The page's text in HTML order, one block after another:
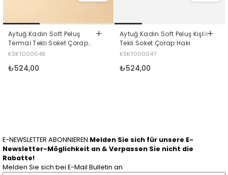
Aytuğ Kadın Soft Peluş
Termal Tekli Soket Çorap
Kahverengi
KSKT000048
₺524,00
Aytuğ Kadın Soft Peluş Kışlık
Tekli Soket Çorap Haki
KSKT000047
₺524,00
E-NEWSLETTER ABONNIEREN Melden Sie sich für unsere E-
Newsletter-Möglichkeit an & Verpassen Sie nicht die
Rabatte!
Melden Sie sich bei E-Mail Bulletin an